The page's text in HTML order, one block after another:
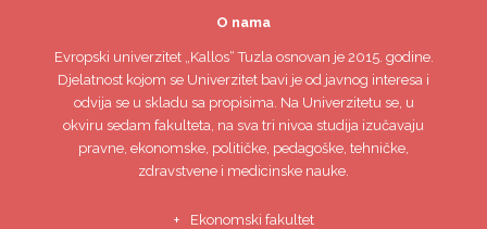
O nama
Evropski univerzitet„Kallos“ Tuzla osnovan je 2015. godine.
Djelatnost kojom se Univerzitet bavi je od javnog interesa i
odvija se u skladu sa propisima. Na Univerzitetu se, u
okviru sedam fakulteta, na sva tri nivoa studija izučavaju
pravne, ekonomske, političke, pedagoške, tehničke,
zdravstvene i medicinske nauke.
Ekonomski fakultet